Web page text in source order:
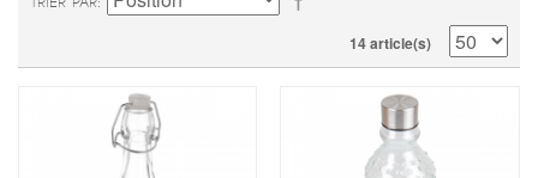
14 article(s)